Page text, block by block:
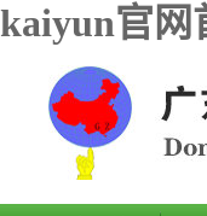
kaiyun官网